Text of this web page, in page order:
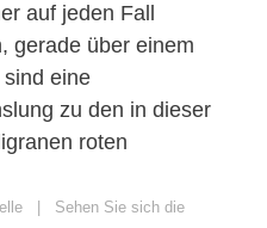
auf jeden Fall
gerade über einem
eine
zu den in dieser
roten
Sehen Sie sich die